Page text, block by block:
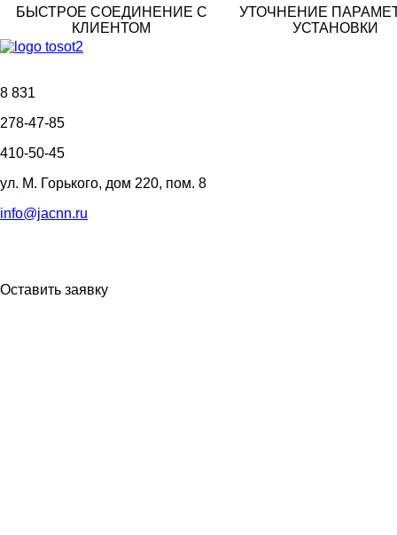
БЫСТРОЕ СОЕДИНЕНИЕ С
КЛИЕНТОМ
УТОЧНЕНИЕ
УСТАНОВКИ
8 831
278-47-85
410-50-45
ул. М. Горького, дом 220, пом. 8
info@jacnn.ru
Оставить заявку